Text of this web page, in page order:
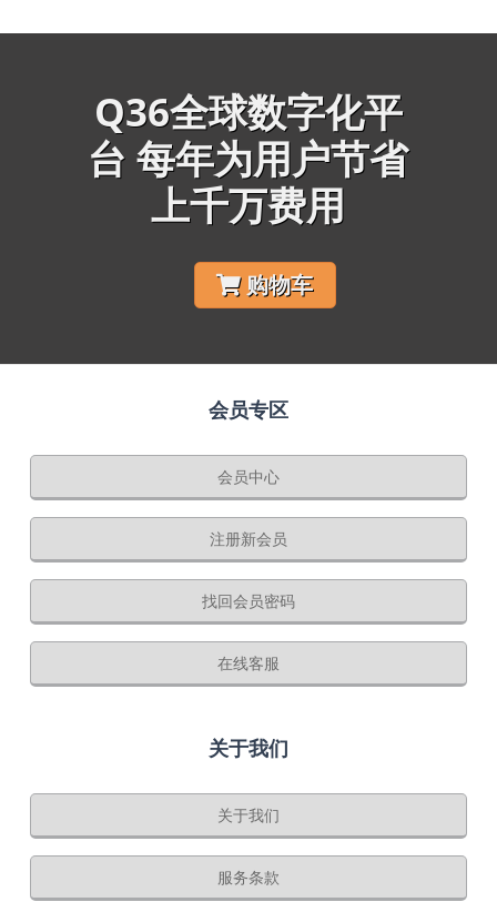
Q36全球数字化平
台 每年为用户节省
上千万费用
购物车
会员专区
会员中心
注册新会员
找回会员密码
在线客服
关于我们
关于我们
服务条款